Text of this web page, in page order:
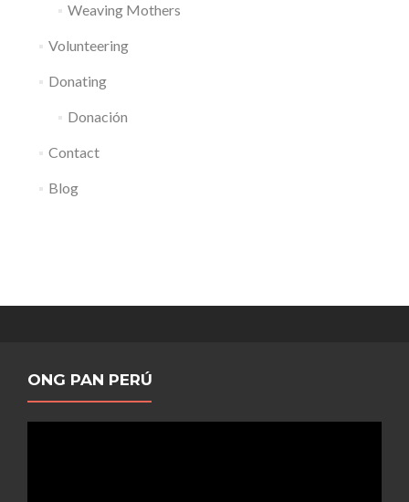
Weaving Mothers
Volunteering
Donating
Donación
Contact
Blog
ONG PAN PERÚ